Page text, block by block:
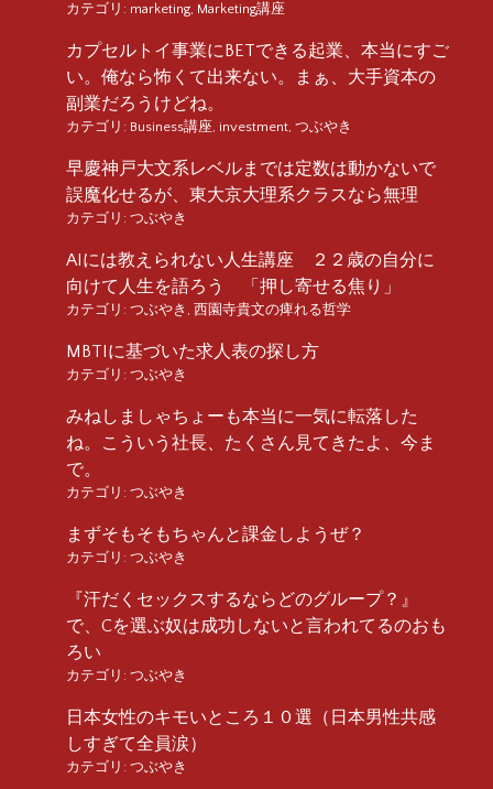
カテゴリ: marketing Marketing講座
カプセルトイ事業にBETできる起業、本当にすご
い。俺なら怖くて出来ない。まぁ、大手資本の
副業だろうけどね。
カテゴリ: Business講座 investment つぶやき
早慶神戸大文系レベルまでは定数は動かないで
誤魔化せるが、東大京大理系クラスなら無理
カテゴリ: つぶやき
AIには教えられない人生講座 ２２歳の自分に
向けて人生を語ろう 「押し寄せる焦り」
カテゴリ: つぶやき 西園寺貴文の痺れる哲学
MBTIに基づいた求人表の探し方
カテゴリ: つぶやき
みねしましゃちょーも本当に一気に転落した
ね。こういう社長、たくさん見てきたよ、今ま
で。
カテゴリ: つぶやき
まずそもそもちゃんと課金しようぜ？
カテゴリ: つぶやき
『汗だくセックスするならどのグループ？』
で、Cを選ぶ奴は成功しないと言われてるのおも
ろい
カテゴリ: つぶやき
日本女性のキモいところ１０選（日本男性共感
しすぎて全員涙）
カテゴリ: つぶやき